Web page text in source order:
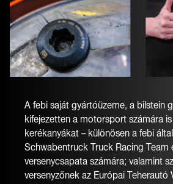
A febi saját gyártóüzeme, a bilstein
kifejezetten a motorsport számára
kerékanyákat – különösen a febi
Schwabentruck Truck Racing Team
versenycsapata számára; valamint
versenyzőnek az Európai Teherautó